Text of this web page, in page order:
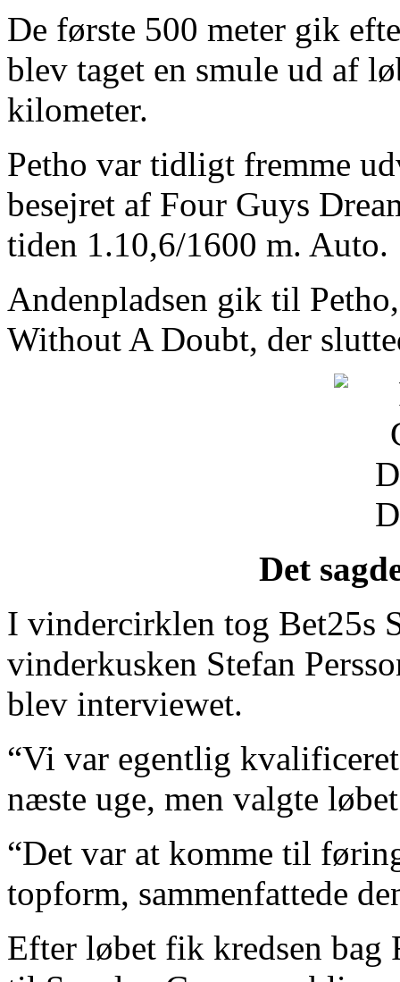
De første 500 meter gik
blev taget en smule ud af
kilometer.
Petho var tidligt fremme
besejret af Four Guys
tiden 1.10,6/1600 m. Auto.
Andenpladsen gik til
Without A Doubt, der
Det
I vindercirklen tog Bet25s
vinderkusken Stefan
blev interviewet.
“Vi var egentlig
næste uge, men valgte
“Det var at komme til
topform, sammenfattede
Efter løbet fik kredsen bag